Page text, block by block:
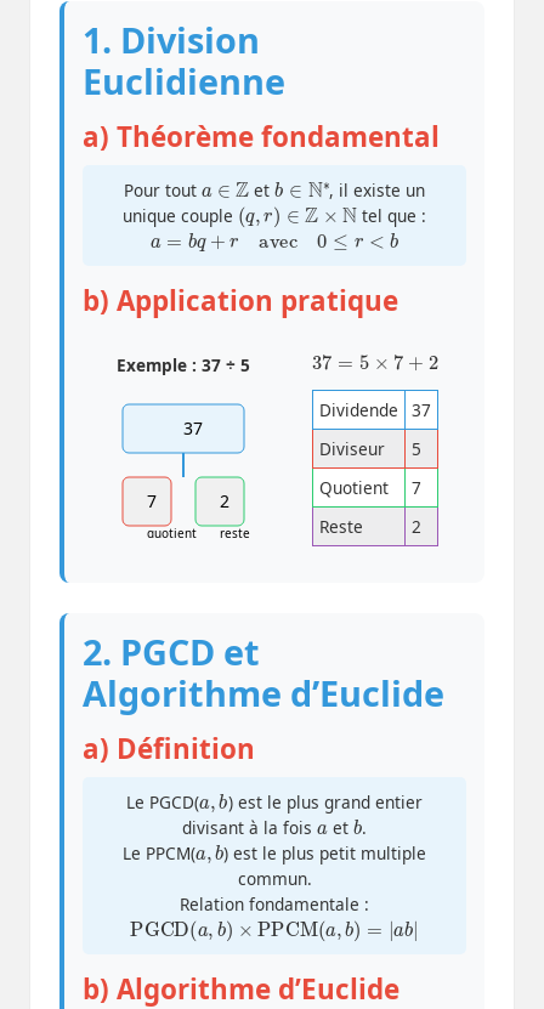
1. Division
Euclidienne
a) Théorème fondamental
Pour tout
Z
et
b ∈N
∗
, il existe un
unique couple
(q,r)∈Z×N
tel que :
a=bq+ravec0≤r <b
b) Application pratique
Exemple : 37 ÷ 5
37
7 2
quotient reste
37 ×7 2
Dividende
37
Diviseur
5
Quotient
7
Reste
2
2. PGCD et
Algorithme d’Euclide
a) Définition
Le PGCD(
b
) est le plus grand entier
divisant à la fois
a
et
b
.
Le PPCM(
a,b
) est le plus petit multiple
commun.
Relation fondamentale :
PGCD(a,b)×PPCM(a,b)=|a b
b) Algorithme d’Euclide